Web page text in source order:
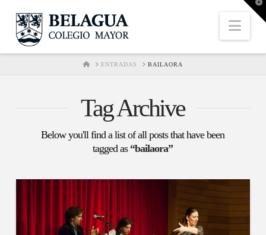
HOMEENTRADAS BAILAORA
Tag Archive
Below you'll find a list of all posts that have been
tagged as “bailaora”